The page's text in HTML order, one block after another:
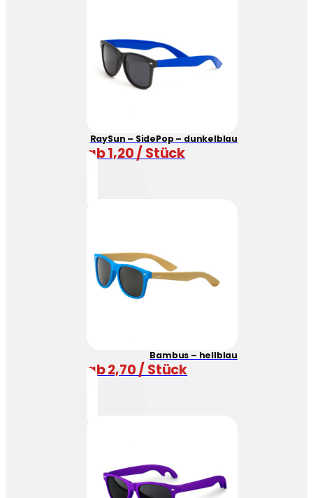
RaySun – SidePop – dunkelblau
ab 1,20 / Stück
Bambus – hellblau
ab 2,70 / Stück